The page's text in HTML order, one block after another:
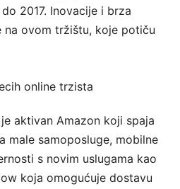
2017. Inovacije i brza
na ovom tržištu, koje potiču
aktivan Amazon koji spaja
male samoposluge, mobilne
s novim uslugama kao
koja omogućuje dostavu